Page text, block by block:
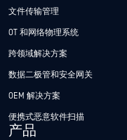
文件传输管理
OT 和网络物理系统
跨领域解决方案
数据二极管和安全网关
OEM 解决方案
便携式恶意软件扫描
产品